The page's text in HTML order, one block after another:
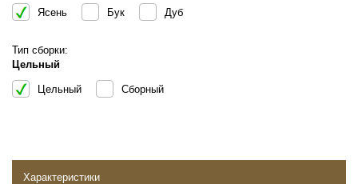
Ясень Бук Дуб
Тип сборки:
Цельный
Цельный Сборный
Характеристики